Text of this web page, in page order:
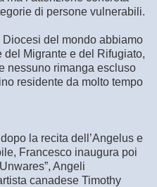
di persone vulnerabili.
Diocesi del mondo abbiamo
Migrante e del Rifugiato,
nessuno rimanga escluso
residente da molto tempo
la recita dell’Angelus e
Francesco inaugura poi
Angeli
canadese Timothy